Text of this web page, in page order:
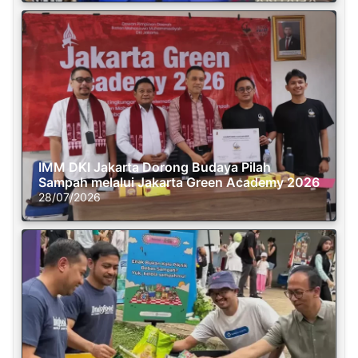
IMM DKI Jakarta Dorong Budaya Pilah
Sampah melalui Jakarta Green Academy 2026
28/07/2026